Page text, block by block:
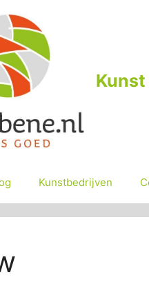
Kunstbedrijven